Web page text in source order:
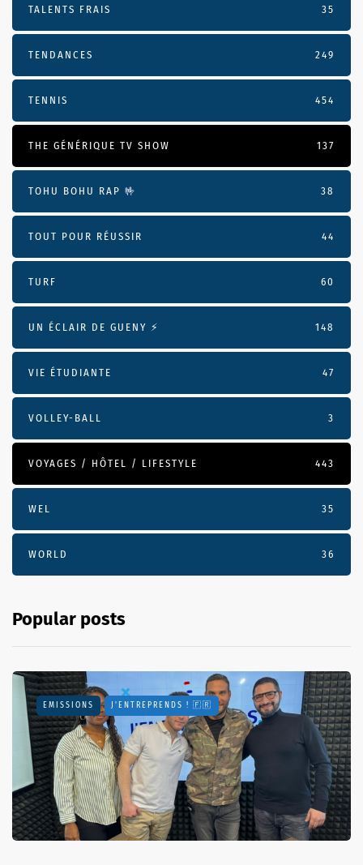
TALENTS FRAIS 35
TENDANCES 249
TENNIS 454
THE GÉNÉRIQUE TV SHOW 137
TOHU BOHU RAP 🤟 38
TOUT POUR RÉUSSIR 44
TURF 60
UN ÉCLAIR DE GUENY ⚡️ 148
VIE ÉTUDIANTE 47
VOLLEY-BALL 3
VOYAGES / HÔTEL / LIFESTYLE 443
WEL 35
WORLD 36
Popular posts
EMISSIONS J'ENTREPRENDS ! 🇫🇷